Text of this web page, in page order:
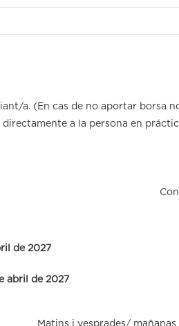
a. (En cas de no aportar borsa
a la persona en
de 2027
abril de 2027
Matins i vesprades/ mañanas